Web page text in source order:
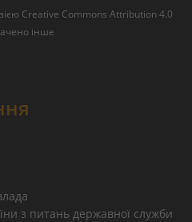
Creative Commons Attribution 4.0
інше
з питань державної служби